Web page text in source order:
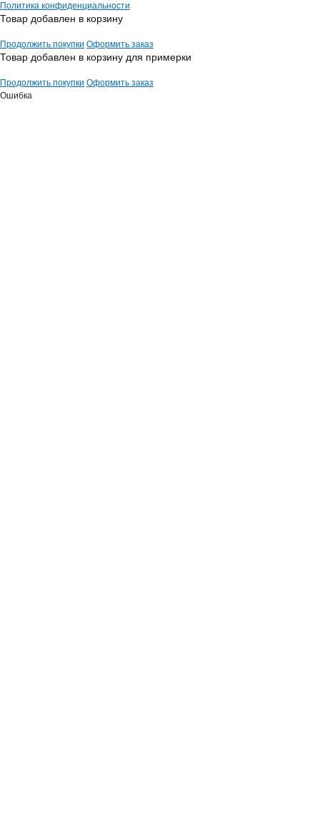
Политика конфиденциальности
Товар добавлен в корзину
Продолжить покупки Оформить заказ
Товар добавлен в корзину для примерки
Продолжить покупки Оформить заказ
Ошибка